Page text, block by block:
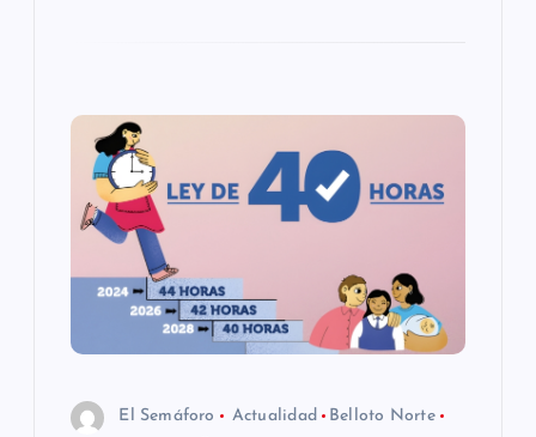
El Semáforo Actualidad
Belloto Norte